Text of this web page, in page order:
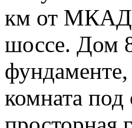
км от МКАД
шоссе. Дом
комната под